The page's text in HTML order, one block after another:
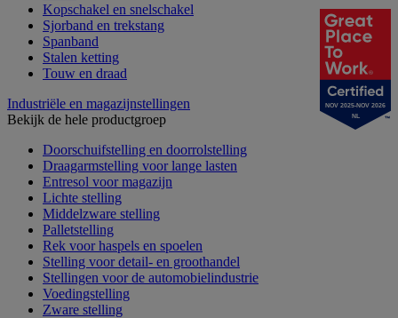
Kopschakel en snelschakel
Sjorband en trekstang
Spanband
Stalen ketting
Touw en draad
Industriële en magazijnstellingen
Bekijk de hele productgroep
Doorschuifstelling en doorrolstelling
Draagarmstelling voor lange lasten
Entresol voor magazijn
Lichte stelling
Middelzware stelling
Palletstelling
Rek voor haspels en spoelen
Stelling voor detail- en groothandel
Stellingen voor de automobielindustrie
Voedingstelling
Zware stelling
NOV 2025-NOV 2026
NL